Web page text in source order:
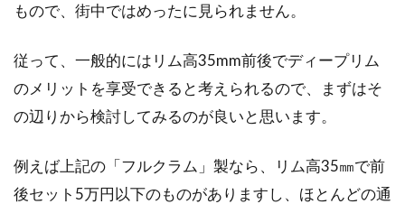
もので、街中ではめったに見られません。
従って、一般的にはリム高35mm前後でディープリム
のメリットを享受できると考えられるので、まずはそ
の辺りから検討してみるのが良いと思います。
例えば上記の「フルクラム」製なら、リム高35㎜で前
後セット5万円以下のものがありますし、ほとんどの通